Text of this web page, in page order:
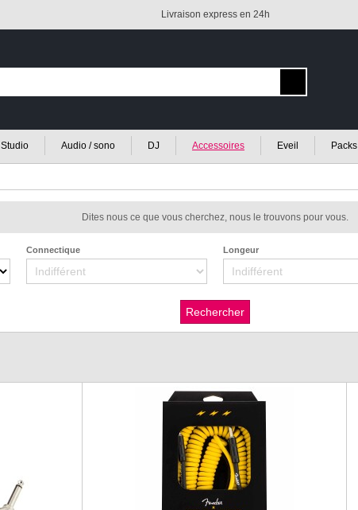
Livraison express en 24h
Studio Audio / sono DJ Accessoires Eveil Packs
Dites nous ce que vous cherchez, nous le trouvons pour vous.
Connectique Longeur